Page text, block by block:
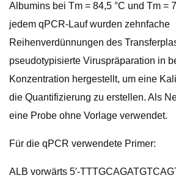
Albumins bei Tm = 84,5 °C und Tm =
jedem qPCR-Lauf wurden zehnfache
Reihenverdünnungen des
pseudotypisierte Viruspräparation in
Konzentration hergestellt, um eine
die Quantifizierung zu erstellen. Als
eine Probe ohne Vorlage verwendet.
Für die qPCR verwendete Primer:
ALB vorwärts 5′-